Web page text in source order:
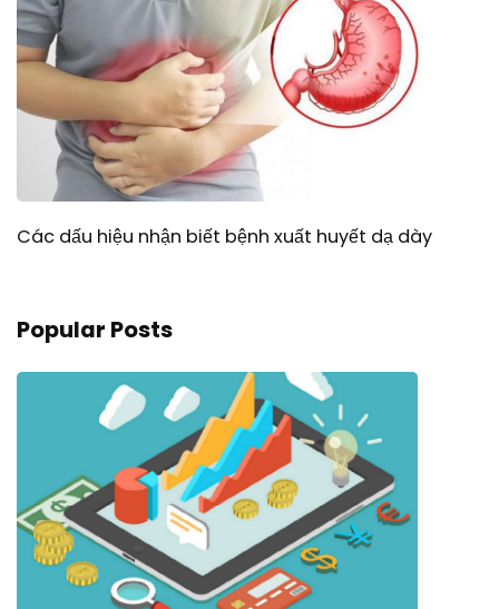
Các dấu hiệu nhận biết bệnh xuất huyết dạ dày
Popular Posts